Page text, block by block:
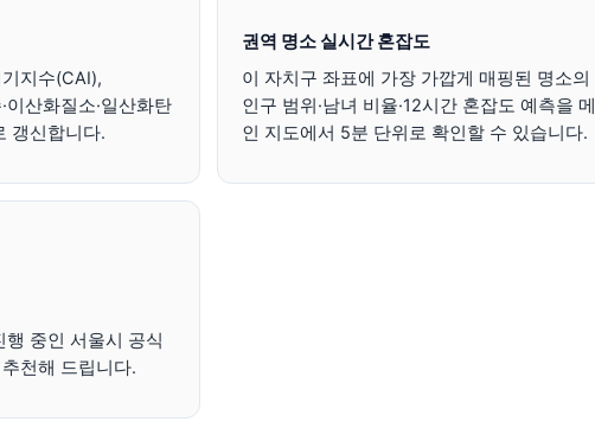
지수(CAI),
이산화질소·일산화탄
갱신합니다.
권역 명소 실시간 혼잡도
이 자치구 좌표에 가장 가깝게 매핑된 명소의
인구 범위·남녀 비율·12시간 혼잡도 예측을 메
인 지도에서 5분 단위로 확인할 수 있습니다.
행 중인 서울시 공식
천해 드립니다.